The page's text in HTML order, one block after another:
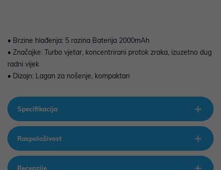
• Brzine hlađenja: 5 razina Baterija 2000mAh
• Značajke: Turbo vjetar, koncentrirani protok zraka, izuzetno dug
radni vijek
• Dizajn: Lagan za nošenje, kompaktan
Specifikacija
Raspoloživost
Recenzije